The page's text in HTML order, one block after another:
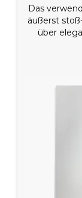
Das
äußerst
über